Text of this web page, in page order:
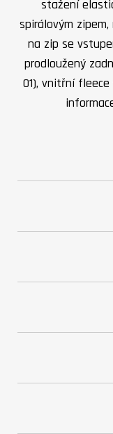
stažení
spirálovým
na zip se
prodloužený
01), vnitřní